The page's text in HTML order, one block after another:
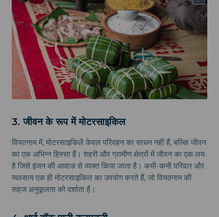
3. जीवन के रूप में मोटरसाइकिल
वियतनाम में, मोटरसाइकिलें केवल परिवहन का साधन नहीं हैं, बल्कि जीवन
का एक अभिन्न हिस्सा हैं। शहरी और ग्रामीण क्षेत्रों में जीवन का एक लय
है जिसे इंजन की आवाज़ से व्यक्त किया जाता है। कभी-कभी परिवार और
व्यवसाय एक ही मोटरसाइकिल का उपयोग करते हैं, जो वियतनाम की
सहज अनुकूलता को दर्शाता है।